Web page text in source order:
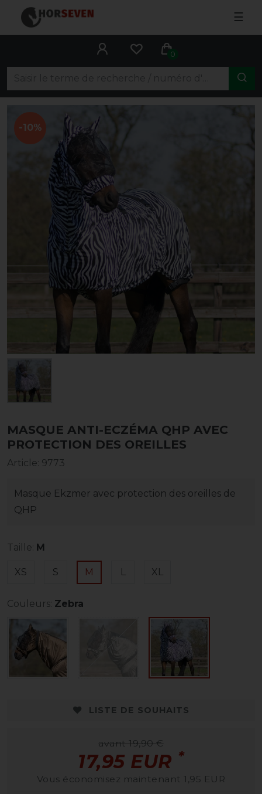
☰
0
-10%
MASQUE ANTI-ECZÉMA QHP AVEC
PROTECTION DES OREILLES
Article: 9773
Masque Ekzmer avec protection des oreilles de
QHP
Taille: M
XS S M L XL
Couleurs: Zebra
LISTE DE SOUHAITS
avant 19,90 €
17,95 EUR *
Vous économisez maintenant 1,95 EUR